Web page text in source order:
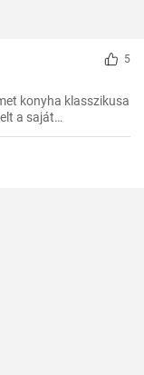
5
konyha klasszikusa
a saját
veletek.